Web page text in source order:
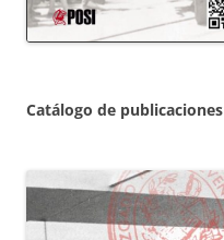
Catálogo de publicaciones